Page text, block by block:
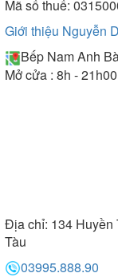
Mã số thuế:
Giới thiệu Nguyễn
Bếp Nam Anh
Mở cửa : 8h -
Địa chỉ: 134 Huyền
Tàu
03995.888.90